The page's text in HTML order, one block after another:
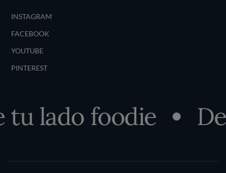
INSTAGRAM
FACEBOOK
YOUTUBE
PINTEREST
foodie